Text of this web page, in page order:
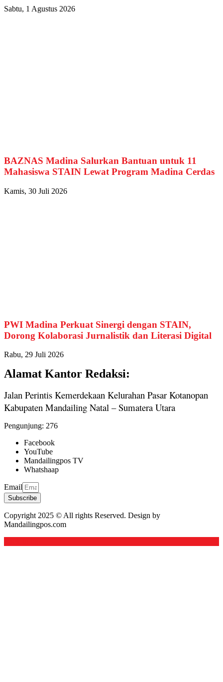
Sabtu, 1 Agustus 2026
BAZNAS Madina Salurkan Bantuan untuk 11
Mahasiswa STAIN Lewat Program Madina Cerdas
Kamis, 30 Juli 2026
PWI Madina Perkuat Sinergi dengan STAIN,
Dorong Kolaborasi Jurnalistik dan Literasi Digital
Rabu, 29 Juli 2026
Alamat Kantor Redaksi:
Jalan Perintis Kemerdekaan Kelurahan Pasar Kotanopan
Kabupaten Mandailing Natal – Sumatera Utara
Pengunjung: 276
Facebook
YouTube
Mandailingpos TV
Whatshaap
Email
Subscribe
Copyright 2025 © All rights Reserved. Design by
Mandailingpos.com